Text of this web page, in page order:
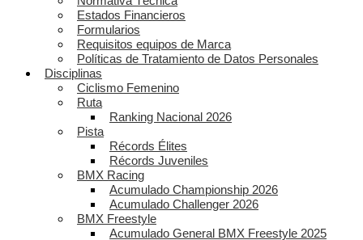
Estados Financieros
Formularios
Requisitos equipos de Marca
Políticas de Tratamiento de Datos Personales
Disciplinas
Ciclismo Femenino
Ruta
Ranking Nacional 2026
Pista
Récords Élites
Récords Juveniles
BMX Racing
Acumulado Championship 2026
Acumulado Challenger 2026
BMX Freestyle
Acumulado General BMX Freestyle 2025